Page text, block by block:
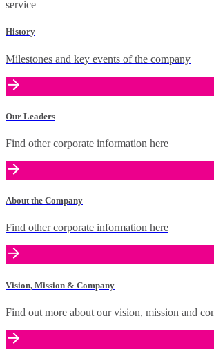
service
History
Milestones and key events of the company
Our Leaders
Find other corporate information here
About the Company
Find other corporate information here
Vision, Mission & Company
Find out more about our vision, mission and